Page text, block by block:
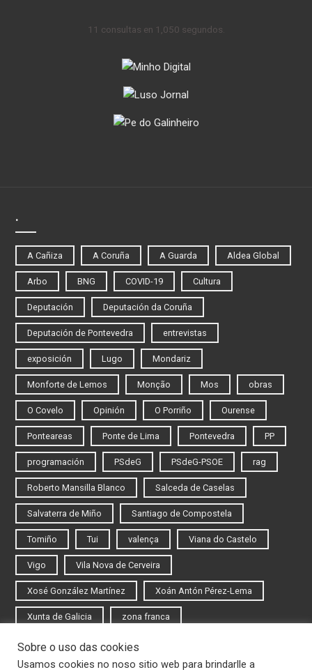
11 consultas en 1,050 segundos.
.
A Cañiza A Coruña A Guarda Aldea Global
Arbo BNG COVID-19 Cultura
Deputación Deputación da Coruña
Deputación de Pontevedra entrevistas
exposición Lugo Mondariz
Monforte de Lemos Monção Mos obras
O Covelo Opinión O Porriño Ourense
Ponteareas Ponte de Lima Pontevedra PP
programación PSdeG PSdeG-PSOE rag
Roberto Mansilla Blanco Salceda de Caselas
Salvaterra de Miño Santiago de Compostela
Tomiño Tui valença Viana do Castelo
Vigo Vila Nova de Cerveira
Xosé González Martínez Xoán Antón Pérez-Lema
Xunta de Galicia zona franca
Iniciar sesión
Sobre o uso das cookies
Usamos cookies no noso sitio web para brindarlle a